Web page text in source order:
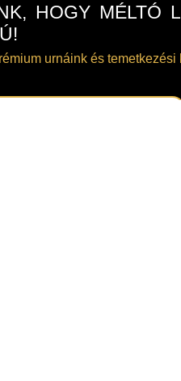
HOGY MÉLTÓ
urnáink és temetkezési